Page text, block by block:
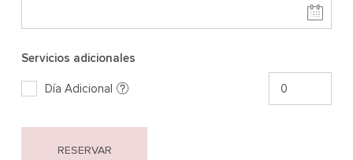
Servicios adicionales
Día Adicional
RESERVAR